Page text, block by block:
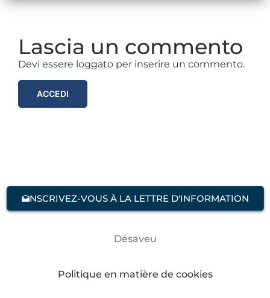
Lascia un commento
Devi essere loggato per inserire un commento.
ACCEDI
NSCRIVEZ-VOUS À LA LETTRE D'INFORMATION
Désaveu
Politique en matière de cookies